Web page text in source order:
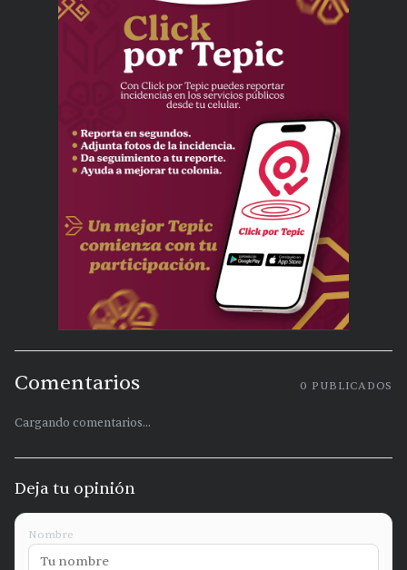
Comentarios 0 PUBLICADOS
Cargando comentarios...
Deja tu opinión
Nombre